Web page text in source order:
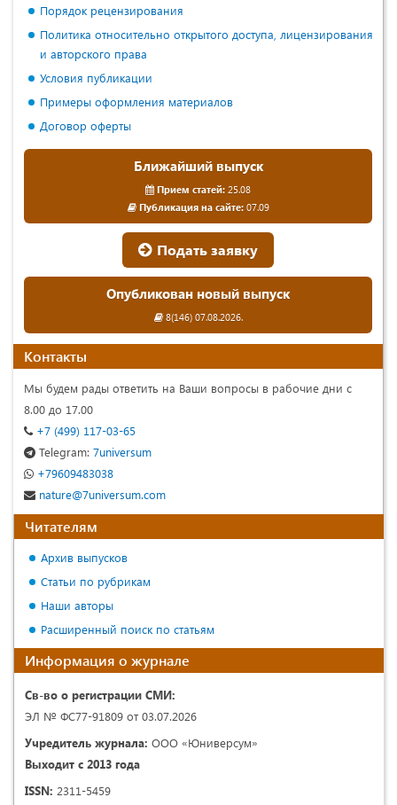
Порядок рецензирования
Политика относительно открытого доступа, лицензирования
и авторского права
Условия публикации
Примеры оформления материалов
Договор оферты
Ближайший выпуск
Прием статей: 25.08
Публикация на сайте:07.09
Подать заявку
Опубликован новый выпуск
8(146) 07.08.2026.
Контакты
Мы будем рады ответить на Ваши вопросы в рабочие дни с
8.00 до 17.00
+7 (499) 117-03-65
Telegram: 7universum
+79609483038
nature@7universum.com
Читателям
Архив выпусков
Статьи по рубрикам
Наши авторы
Расширенный поиск по статьям
Информация о журнале
Св-во о регистрации СМИ:
ЭЛ № ФС77-91809 от 03.07.2026
Учредитель журнала: ООО «Юниверсум»
Выходит с 2013 года
ISSN: 2311-5459